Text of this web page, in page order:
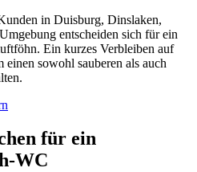
in Duisburg, Dinslaken,
entscheiden sich für ein
Ein kurzes Verbleiben auf
sowohl sauberen als auch
für ein
WC